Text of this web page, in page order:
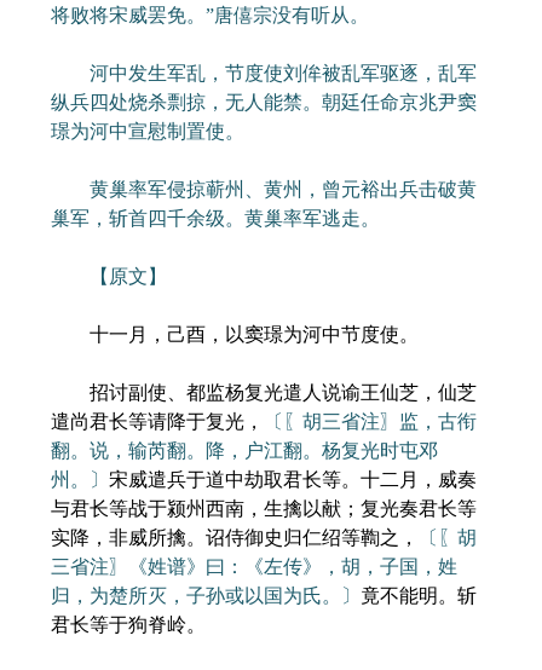
将败将宋威罢免。”唐僖宗没有听从。
河中发生军乱，节度使刘侔被乱军驱逐，乱军
纵兵四处烧杀剽掠，无人能禁。朝廷任命京兆尹窦
璟为河中宣慰制置使。
黄巢率军侵掠蕲州、黄州，曾元裕出兵击破黄
巢军，斩首四千余级。黄巢率军逃走。
【原文】
十一月，己酉，以窦璟为河中节度使。
招讨副使、都监杨复光遣人说谕王仙芝，仙芝
遣尚君长等请降于复光，
〔〖胡三省注〗监，古衔
翻。说，输芮翻。降，户江翻。杨复光时屯邓
州。〕 宋威遣兵于道中劫取君长等。十二月，威奏
与君长等战于颍州西南，生擒以献；复光奏君长等
实降，非威所擒。诏侍御史归仁绍等鞫之，
〔〖胡
三省注〗《姓谱》曰：《左传》，胡，子国，姓
归，为楚所灭，子孙或以国为氏。〕 竟不能明。斩
君长等于狗脊岭。